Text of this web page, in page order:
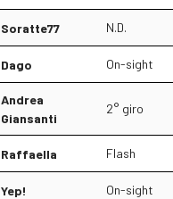
Soratte77 N.D.
Dago On-sight
Andrea
Giansanti
2° giro
Raffaella Flash
Yep! On-sight